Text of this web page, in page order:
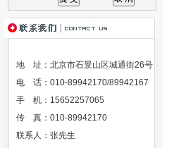
地 址：北京市石景山区城通街26号
电 话：010-89942170/89942167
手 机：15652257065
传 真：010-89942170
联系人：张先生